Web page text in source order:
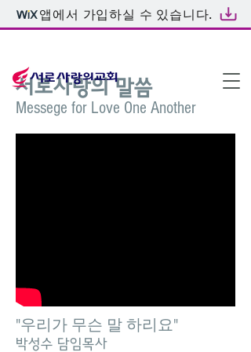
앱에서 가입하실 수 있습니다.
서로사랑의 말씀
Messege for Love One Another
"우리가 무슨 말 하리요"
박성수 담임목사